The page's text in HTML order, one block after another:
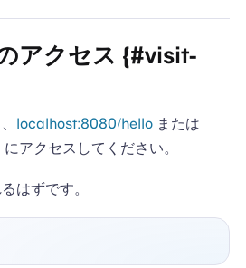
アクセス {#visit-
localhost:8080/helloまたは
にアクセスしてください。
はずです。